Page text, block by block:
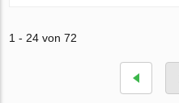
1 - 24 von 72